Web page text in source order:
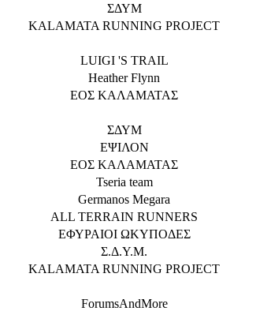
ΣΔΥΜ
KALAMATA RUNNING PROJECT
LUIGI 'S TRAIL
Heather Flynn
ΕΟΣ ΚΑΛΑΜΑΤΑΣ
ΣΔΥΜ
ΕΨΙΛΟΝ
ΕΟΣ ΚΑΛΑΜΑΤΑΣ
Tseria team
Germanos Megara
ALL TERRAIN RUNNERS
ΕΦΥΡΑΙΟΙ ΩΚΥΠΟΔΕΣ
Σ.Δ.Υ.Μ.
KALAMATA RUNNING PROJECT
ForumsAndMore